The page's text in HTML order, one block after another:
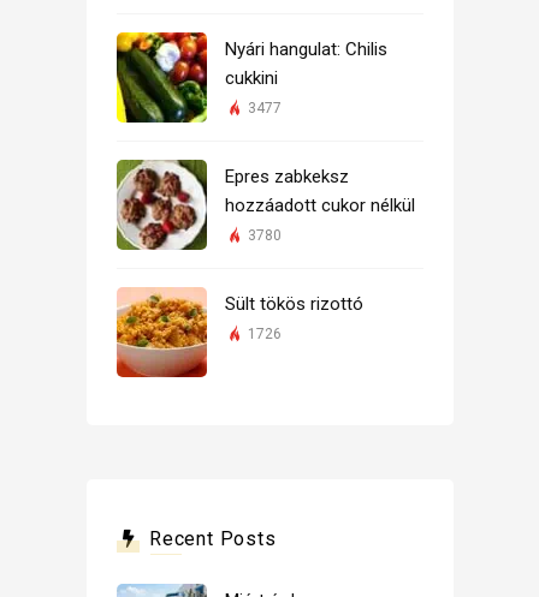
Nyári hangulat: Chilis
cukkini
3477
Epres zabkeksz
hozzáadott cukor nélkül
3780
Sült tökös rizottó
1726
Recent Posts